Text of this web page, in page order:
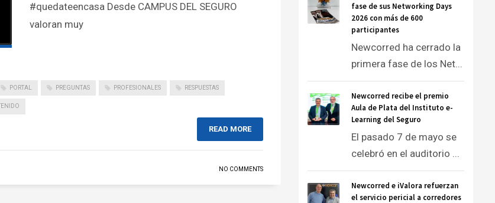
#quedateencasa Desde CAMPUS DEL SEGURO
valoran muy
PORTAL PREGUNTAS PROFESIONALES RESPUESTAS
TENIDO
READ MORE
NO COMMENTS
fase de sus Networking Days
2026 con más de 600
participantes
Newcorred ha cerrado la
primera fase de los Net...
Newcorred recibe el premio
Aula de Plata del Instituto e-
Learning del Seguro
El pasado 7 de mayo se
celebró en el auditorio ...
Newcorred e iValora refuerzan
el servicio pericial a corredores